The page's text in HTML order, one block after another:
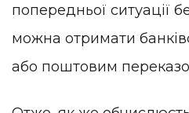
попередньої ситуації
можна отримати
або поштовим